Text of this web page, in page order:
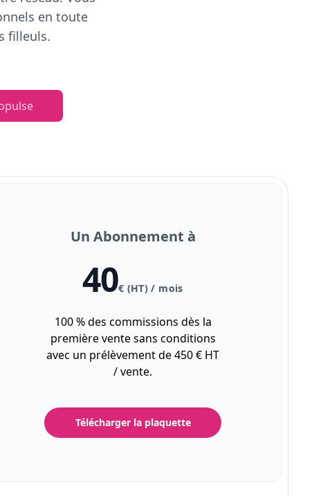
en toute
filleuls.
Un Abonnement à
40€ (HT) / mois
100 % des commissions dès la
première vente sans conditions
avec un prélèvement de 450 € HT
/ vente.
Télécharger la plaquette